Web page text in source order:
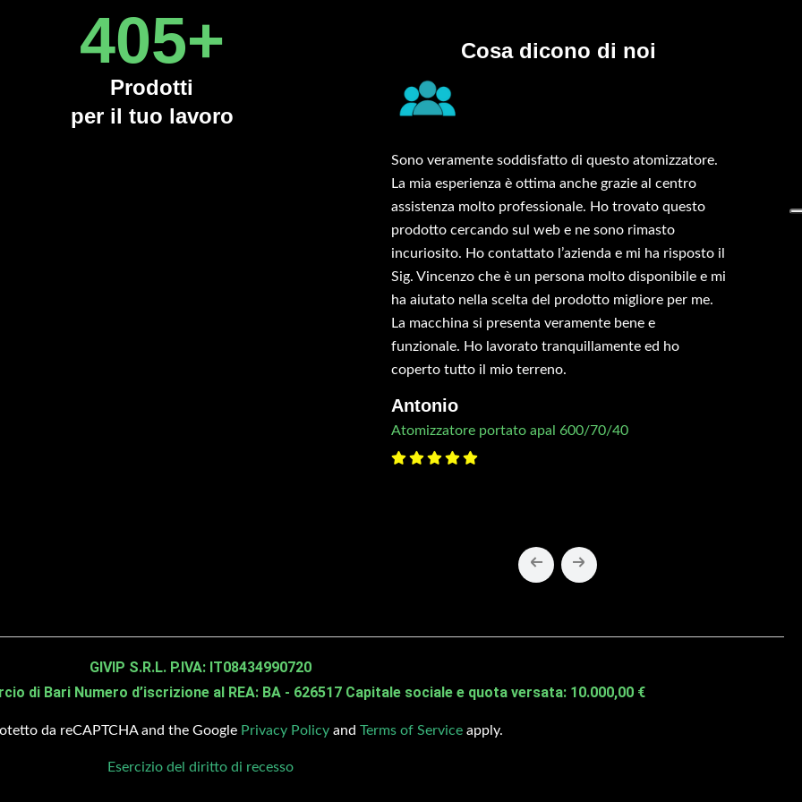
450+
Prodotti
per il tuo lavoro
Cosa dicono di noi
Sono veramente soddisfatto di questo atomizzatore.
La mia esperienza è ottima anche grazie al centro
assistenza molto professionale. Ho trovato questo
prodotto cercando sul web e ne sono rimasto
incuriosito. Ho contattato l’azienda e mi ha risposto il
Sig. Vincenzo che è un persona molto disponibile e mi
ha aiutato nella scelta del prodotto migliore per me.
La macchina si presenta veramente bene e
funzionale. Ho lavorato tranquillamente ed ho
coperto tutto il mio terreno.
Antonio
Atomizzatore portato apal 600/70/40
GIVIP S.R.L. P.IVA: IT08434990720
di Bari Numero d’iscrizione al REA: BA - 626517 Capitale sociale e quota versata: 10.000,00 €
da reCAPTCHA and the Google Privacy Policy and Terms of Service apply.
Esercizio del diritto di recesso